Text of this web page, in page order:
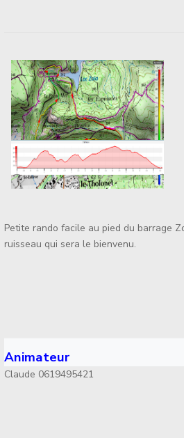
Petite rando facile au pied du barrage
ruisseau qui sera le bienvenu.
Animateur
Claude 0619495421